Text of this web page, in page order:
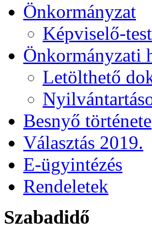
Önkormányzat
Képviselő-
Önkormányzati
Letölthető
Besnyő története
Választás 2019.
E-ügyintézés
Rendeletek
Szabadidő